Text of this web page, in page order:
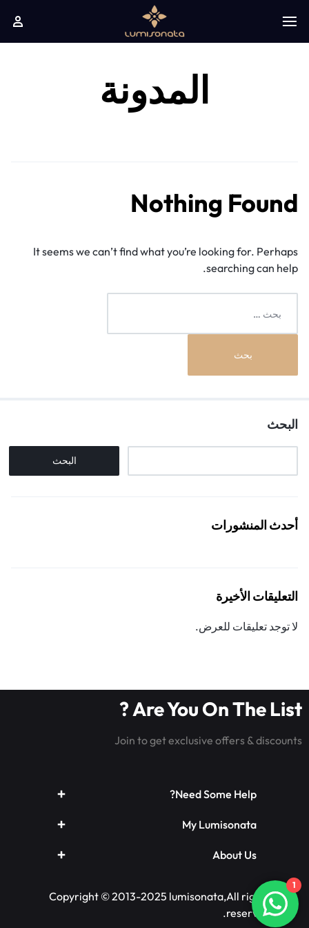
المدونة
Nothing Found
It seems we can’t find what you’re looking for. Perhaps
searching can help.
البحث
البحث
أحدث المنشورات
التعليقات الأخيرة
لا توجد تعليقات للعرض.
Are You On The List ?
Join to get exclusive offers & discounts
Need Some Help?
My Lumisonata
About Us
Copyright © 2013-2025 lumisonata,All rights
reserved.
1